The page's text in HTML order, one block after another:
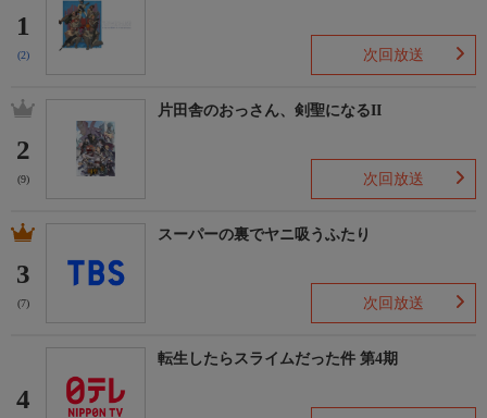
1
(2) 次回放送
2
(9)
片田舎のおっさん、剣聖になるII
次回放送
3
(7)
スーパーの裏でヤニ吸うふたり
次回放送
4
転生したらスライムだった件 第4期